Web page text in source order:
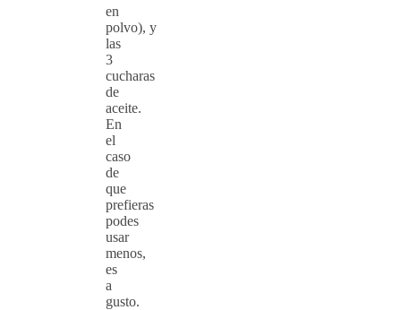
en
polvo), y
las
3
cucharas
de
aceite.
En
el
caso
de
que
prefieras
podes
usar
menos,
es
a
gusto.